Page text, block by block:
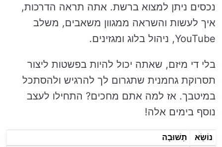
נכסים ניתן למצוא ברשת. אתה תראה הדרכות,
איך לעשות והשראה ממגוון משאבים, משלב
YouTube, ניהול בלוג ומגזינים.
בלי די מיזם, שאתה יכול להיות בפשטות ליצור
תסרוקת גחמנית שתגרום לך להרגיש ולהסתכל
במיטבך. אז למה אתם מחכים? התחילו לעצב
נוסף בימים אלה!
נוֹשֵׂא
תְשׁוּבָה